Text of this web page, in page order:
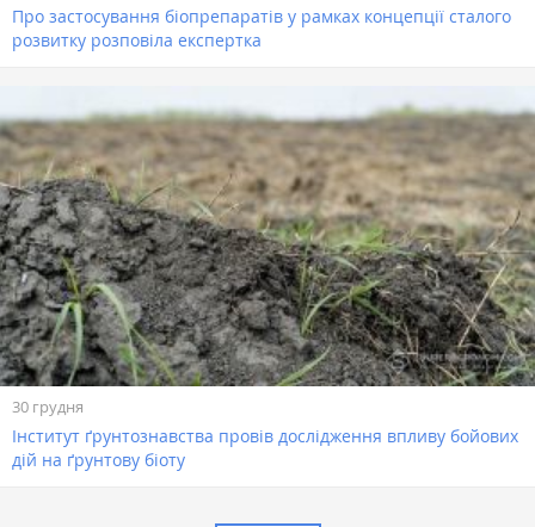
Про застосування біопрепаратів у рамках концепції сталого
розвитку розповіла експертка
30 грудня
Інститут ґрунтознавства провів дослідження впливу бойових
дій на ґрунтову біоту